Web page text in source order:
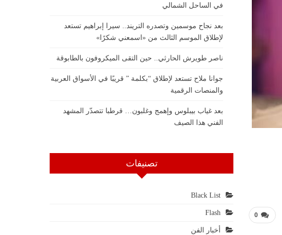
0
في الساحل الشمالي
بعد نجاح موسمين وتصدره التريند.. سيرا إبراهيم تستعد
لإطلاق الموسم الثالث من «اسمعني شكرًا»
ناصر طويرش الحارثي.. حين التقى الميكروفون بالطابوقة
جوانا ملاح تستعد لإطلاق “بكلمة ” قريبًا في الأسواق العربية
والمنصات الرقمية
بعد غياب بيبلوس وإهمج وغلبون… قرطبا تتصدّر المشهد
الفني هذا الصيف
تصنيفات
Black List
Flash
أخبار الفن